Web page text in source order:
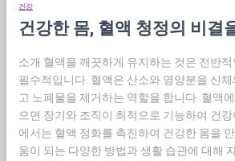
건강
건강한 몸, 혈액 청정의 비결
소개 혈액을 깨끗하게 유지하는 것은 전반
필수적입니다. 혈액은 산소와 영양분을 신
고 노폐물을 제거하는 역할을 합니다. 혈액
으면 장기와 조직이 최적으로 기능하여 건
에서는 혈액 정화를 촉진하여 건강한 몸을
움이 되는 다양한 방법과 생활 습관에 대해